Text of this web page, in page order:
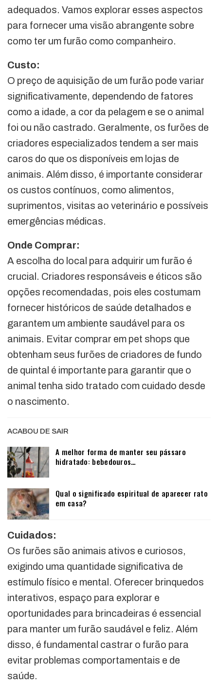
adequados. Vamos explorar esses aspectos
para fornecer uma visão abrangente sobre
como ter um furão como companheiro.
Custo:
O preço de aquisição de um furão pode variar
significativamente, dependendo de fatores
como a idade, a cor da pelagem e se o animal
foi ou não castrado. Geralmente, os furões de
criadores especializados tendem a ser mais
caros do que os disponíveis em lojas de
animais. Além disso, é importante considerar
os custos contínuos, como alimentos,
suprimentos, visitas ao veterinário e possíveis
emergências médicas.
Onde Comprar:
A escolha do local para adquirir um furão é
crucial. Criadores responsáveis e éticos são
opções recomendadas, pois eles costumam
fornecer históricos de saúde detalhados e
garantem um ambiente saudável para os
animais. Evitar comprar em pet shops que
obtenham seus furões de criadores de fundo
de quintal é importante para garantir que o
animal tenha sido tratado com cuidado desde
o nascimento.
ACABOU DE SAIR
A melhor forma de manter seu pássaro
hidratado: bebedouros…
Qual o significado espiritual de aparecer rato
em casa?
Cuidados:
Os furões são animais ativos e curiosos,
exigindo uma quantidade significativa de
estímulo físico e mental. Oferecer brinquedos
interativos, espaço para explorar e
oportunidades para brincadeiras é essencial
para manter um furão saudável e feliz. Além
disso, é fundamental castrar o furão para
evitar problemas comportamentais e de
saúde.